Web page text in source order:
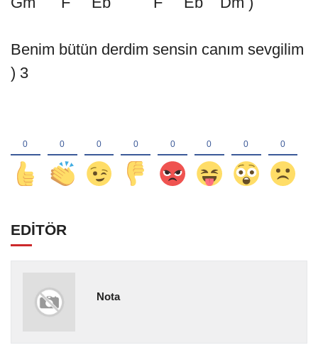
Benim bütün derdim sensin canım sevgilim
) 3
EDİTÖR
Nota